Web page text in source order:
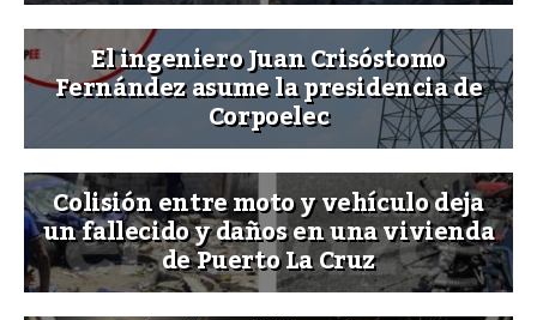
El ingeniero Juan Crisóstomo
Fernández asume la presidencia de
Corpoelec
Colisión entre moto y vehículo deja
un fallecido y daños en una vivienda
de Puerto La Cruz